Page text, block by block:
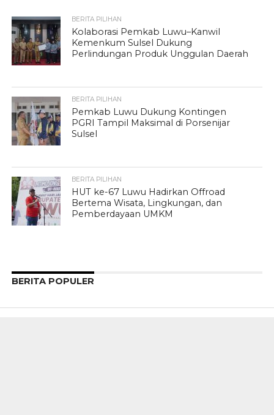
BERITA PILIHAN
Kolaborasi Pemkab Luwu–Kanwil
Kemenkum Sulsel Dukung
Perlindungan Produk Unggulan Daerah
BERITA PILIHAN
Pemkab Luwu Dukung Kontingen
PGRI Tampil Maksimal di Porsenijar
Sulsel
BERITA PILIHAN
HUT ke-67 Luwu Hadirkan Offroad
Bertema Wisata, Lingkungan, dan
Pemberdayaan UMKM
BERITA POPULER